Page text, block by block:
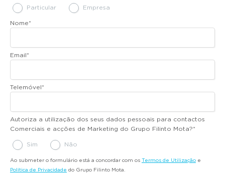
Particular Empresa
Nome*
Email*
Telemóvel*
Autoriza a utilização dos seus dados pessoais para contactos
Comerciais e acções de Marketing do Grupo Filinto Mota?*
Sim Não
Ao submeter o formulário está a concordar com os Termos de Utilização e
Política de Privacidade do Grupo Filinto Mota.